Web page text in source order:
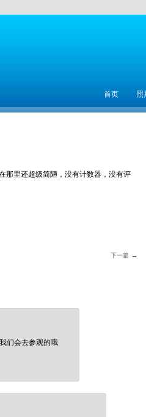
主菜单跳至主内容
首页 照
在那里还超级简陋，没有计数器，没有评
下一篇 →
们会去参观的哦